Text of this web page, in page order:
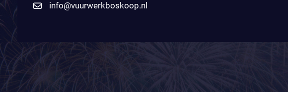
info@vuurwerkboskoop.nl